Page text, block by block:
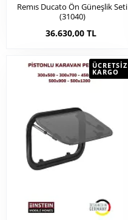
Remıs Ducato Ön Güneşlik Seti
(31040)
36.630,00 TL
ÜCRETSIZ
KARGO